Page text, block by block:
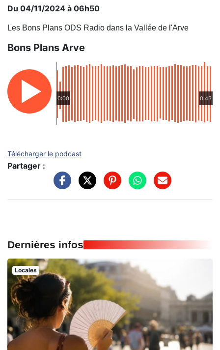
Du 04/11/2024 à 06h50
Les Bons Plans ODS Radio dans la Vallée de l'Arve
Bons Plans Arve
0:00 0:43
Télécharger le podcast
Partager :
Dernières infos
Locales